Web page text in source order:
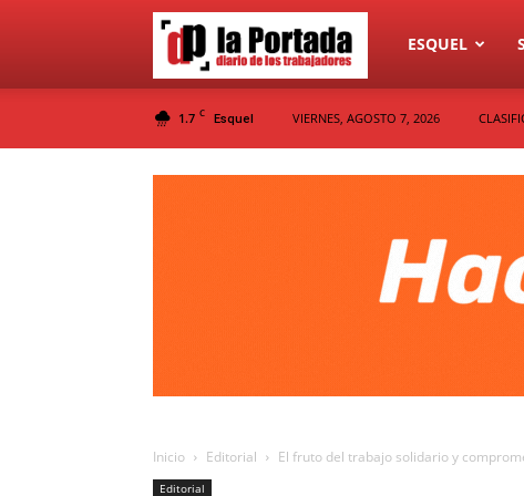
Diario
La
ESQUEL
1.7 C Esquel VIERNES, AGOSTO 7, 2026
Inicio Editorial El fruto del trabajo solidario y
Editorial